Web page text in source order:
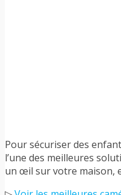
Pour sécuriser des
l’une des meilleures
un œil sur votre maison,